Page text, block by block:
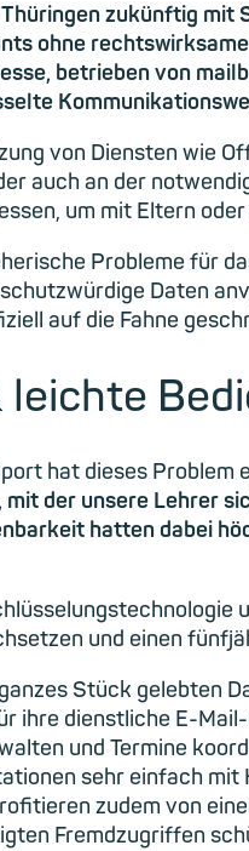
zukünftig
ohne
betrieben von
von Diensten wie
auch an der
um mit Eltern
Probleme für
Daten
auf die Fahne
hat dieses
der unsere Lehrer
hatten dabei
und einen
Stück gelebten
ihre dienstliche E-
und Termine
sehr einfach
zudem von
Fremdzugriffen